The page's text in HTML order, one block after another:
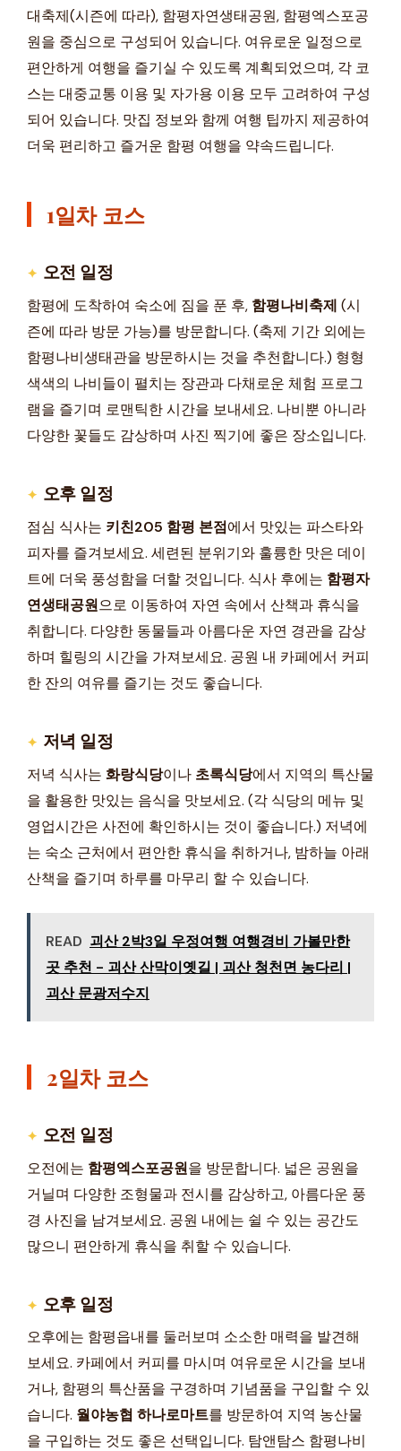
대축제(시즌에 따라), 함평자연생태공원, 함평엑스포공
원을 중심으로 구성되어 있습니다. 여유로운 일정으로
편안하게 여행을 즐기실 수 있도록 계획되었으며, 각 코
스는 대중교통 이용 및 자가용 이용 모두 고려하여 구성
되어 있습니다. 맛집 정보와 함께 여행 팁까지 제공하여
더욱 편리하고 즐거운 함평 여행을 약속드립니다.
1일차 코스
오전 일정
함평에 도착하여 숙소에 짐을 푼 후, 함평나비축제 (시
즌에 따라 방문 가능)를 방문합니다. (축제 기간 외에는
함평나비생태관을 방문하시는 것을 추천합니다.) 형형
색색의 나비들이 펼치는 장관과 다채로운 체험 프로그
램을 즐기며 로맨틱한 시간을 보내세요. 나비뿐 아니라
다양한 꽃들도 감상하며 사진 찍기에 좋은 장소입니다.
오후 일정
점심 식사는 키친205 함평 본점에서 맛있는 파스타와
피자를 즐겨보세요. 세련된 분위기와 훌륭한 맛은 데이
트에 더욱 풍성함을 더할 것입니다. 식사 후에는 함평자
연생태공원으로 이동하여 자연 속에서 산책과 휴식을
취합니다. 다양한 동물들과 아름다운 자연 경관을 감상
하며 힐링의 시간을 가져보세요. 공원 내 카페에서 커피
한 잔의 여유를 즐기는 것도 좋습니다.
저녁 일정
저녁 식사는 화랑식당이나 초록식당에서 지역의 특산물
을 활용한 맛있는 음식을 맛보세요. (각 식당의 메뉴 및
영업시간은 사전에 확인하시는 것이 좋습니다.) 저녁에
는 숙소 근처에서 편안한 휴식을 취하거나, 밤하늘 아래
산책을 즐기며 하루를 마무리 할 수 있습니다.
READ 괴산 2박3일 우정여행 여행경비 가볼만한
곳 추천 - 괴산 산막이옛길 | 괴산 청천면 농다리 |
괴산 문광저수지
2일차 코스
오전 일정
오전에는 함평엑스포공원을 방문합니다. 넓은 공원을
거닐며 다양한 조형물과 전시를 감상하고, 아름다운 풍
경 사진을 남겨보세요. 공원 내에는 쉴 수 있는 공간도
많으니 편안하게 휴식을 취할 수 있습니다.
오후 일정
오후에는 함평읍내를 둘러보며 소소한 매력을 발견해
보세요. 카페에서 커피를 마시며 여유로운 시간을 보내
거나, 함평의 특산품을 구경하며 기념품을 구입할 수 있
습니다. 월야농협 하나로마트를 방문하여 지역 농산물
을 구입하는 것도 좋은 선택입니다. 탐앤탐스 함평나비